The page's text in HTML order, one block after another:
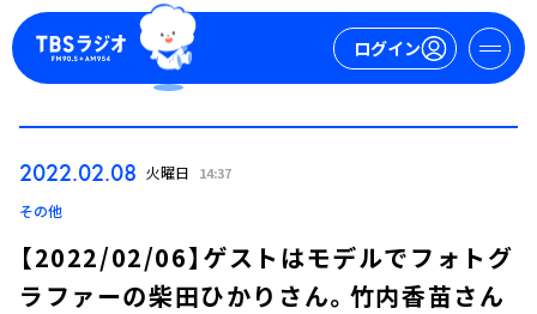
ログイン
2022.02.08 火曜日 14:37
その他
【2022/02/06】ゲストはモデルでフォトグ
ラファーの柴田ひかりさん。竹内香苗さん